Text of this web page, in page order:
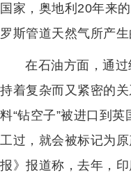
国家，奥地利20年来
罗斯管道天然气所产
在石油方面，通
持着复杂而又紧密的
料“钻空子”被进口到
工过，就会被标记为
报》报道称，去年，